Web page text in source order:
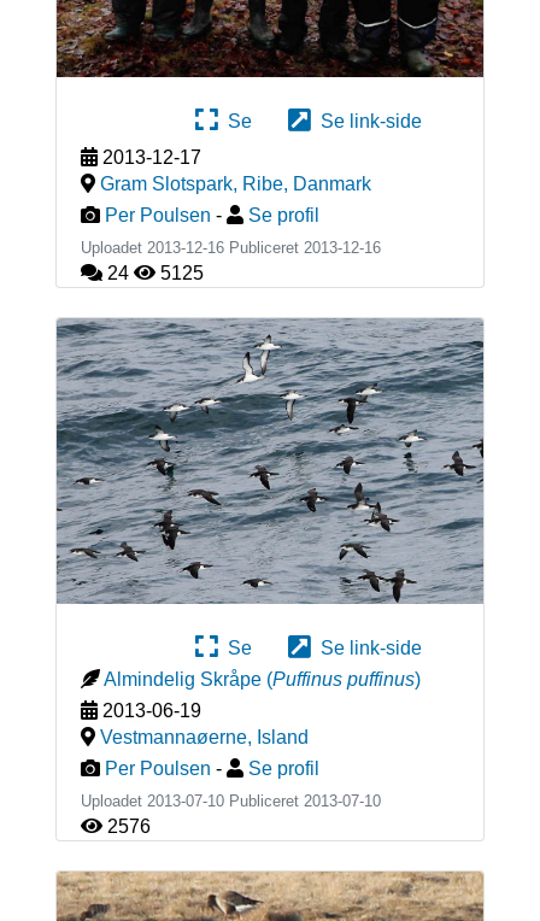
Se
Se link-side
2013-12-17
Gram Slotspark, Ribe, Danmark
Per Poulsen - Se profil
Uploadet 2013-12-16 Publiceret 2013-12-16
24 5125
Se
Se link-side
Almindelig Skråpe (Puffinus puffinus)
2013-06-19
Vestmannaøerne, Island
Per Poulsen - Se profil
Uploadet 2013-07-10 Publiceret 2013-07-10
2576